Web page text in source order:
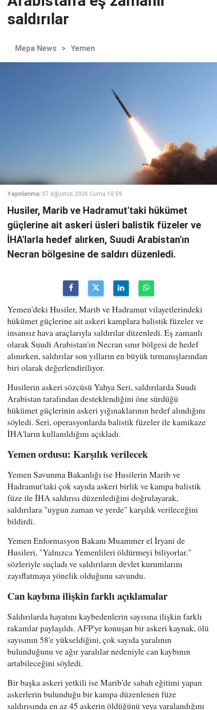
saldırılar
Mepa News > Yemen
Yayınlanma: 07 Ağustos 2026 Cuma 10:59
Husiler, Marib ve Hadramut'taki hükümet
güçlerine ait askeri üsleri balistik füzeler ve
İHA'larla hedef alırken, Suudi Arabistan'ın
Necran bölgesine de saldırı düzenledi.
Yemen'deki Husiler, Marib ve Hadramut vilayetlerindeki
hükümet güçlerine ait askeri kamplara balistik füzeler ve
insansız hava araçlarıyla saldırılar düzenledi. Eş zamanlı
olarak Suudi Arabistan'ın Necran sınır bölgesi de hedef
alınırken, saldırılar son yılların en büyük tırmanışlarından
biri olarak değerlendiriliyor.
Husilerin askeri sözcüsü Yahya Seri, saldırılarda Suudi
Arabistan tarafından desteklendiğini öne sürdüğü
hükümet güçlerinin askeri yığınaklarının hedef alındığını
söyledi. Seri, operasyonlarda balistik füzeler ile kamikaze
İHA'ların kullanıldığını açıkladı.
Yemen ordusu: Karşılık verilecek
Yemen Savunma Bakanlığı ise Husilerin Marib ve
Hadramut'taki çok sayıda askeri birlik ve kampa balistik
füze ile İHA saldırısı düzenlediğini doğrulayarak,
saldırılara "uygun zaman ve yerde" karşılık verileceğini
bildirdi.
Yemen Enformasyon Bakanı Muammer el İryani de
Husileri, "Yalnızca Yemenlileri öldürmeyi biliyorlar."
sözleriyle suçladı ve saldırıların devlet kurumlarını
zayıflatmaya yönelik olduğunu savundu.
Can kaybına ilişkin farklı açıklamalar
Saldırılarda hayatını kaybedenlerin sayısına ilişkin farklı
rakamlar paylaşıldı. AFP'ye konuşan bir askeri kaynak, ölü
sayısının 58'e yükseldiğini, çok sayıda yaralının
bulunduğunu ve ağır yaralılar nedeniyle can kaybının
artabileceğini söyledi.
Bir başka askeri yetkili ise Marib'de sabah eğitimi yapan
askerlerin bulunduğu bir kampa düzenlenen füze
saldırısında en az 45 askerin öldüğünü veya yaralandığını